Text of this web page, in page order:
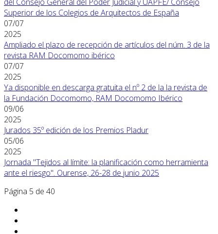
Superior de los Colegios de Arquitectos de España
07/07
2025
Ampliado el plazo de recepción de artículos del núm. 3 de la
revista RAM Docomomo ibérico
07/07
2025
Ya disponible en descarga gratuita el nº 2 de la la revista de
la Fundación Docomomo, RAM Docomomo Ibérico
09/06
2025
Jurados 35º edición de los Premios Pladur
05/06
2025
Jornada "Tejidos al límite: la planificación como herramienta
ante el riesgo". Ourense, 26-28 de junio 2025
Página 5 de 40